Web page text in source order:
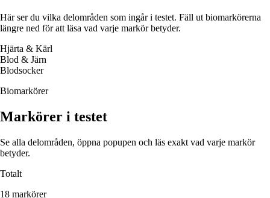
Här ser du vilka delområden som ingår i testet. Fäll ut biomarkörerna
längre ned för att läsa vad varje markör betyder.
Hjärta & Kärl
Blod & Järn
Blodsocker
Biomarkörer
Markörer i testet
Se alla delområden, öppna popupen och läs exakt vad varje markör
betyder.
Totalt
18 markörer